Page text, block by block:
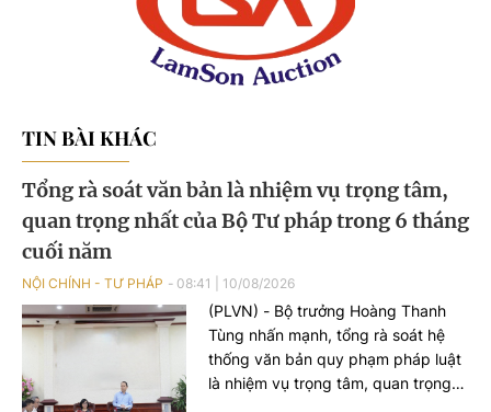
TIN BÀI KHÁC
Tổng rà soát văn bản là nhiệm vụ trọng tâm,
quan trọng nhất của Bộ Tư pháp trong 6 tháng
cuối năm
NỘI CHÍNH - TƯ PHÁP 08:41 10/08/2026
(PLVN) - Bộ trưởng Hoàng Thanh
Tùng nhấn mạnh, tổng rà soát hệ
thống văn bản quy phạm pháp luật
là nhiệm vụ trọng tâm, quan trọng